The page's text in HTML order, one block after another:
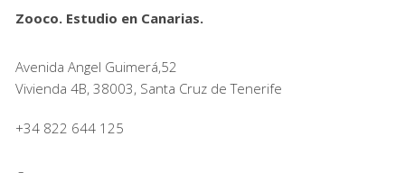
Zooco. Estudio en Canarias.
Avenida Angel Guimerá,52
Vivienda 4B, 38003, Santa Cruz de Tenerife
+34 822 644 125